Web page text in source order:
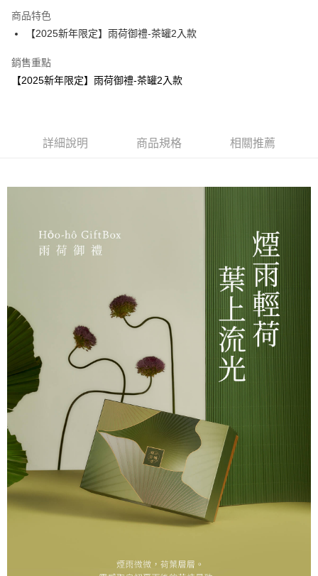
運送方式
付款後全家取貨
每筆NT$65，滿NT$700(含以上)免運費
國家/地區配送 查看運費
商品特色
【2025新年限定】雨荷御禮-茶罐2入款
銷售重點
【2025新年限定】雨荷御禮-茶罐2入款
詳細說明 商品規格 相關推薦